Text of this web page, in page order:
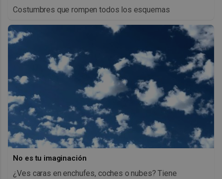
Costumbres que rompen todos los esquemas
No es tu imaginación
¿Ves caras en enchufes, coches o nubes? Tiene